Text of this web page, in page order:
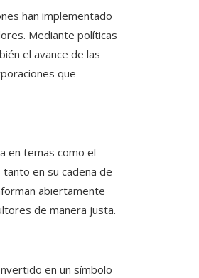
han implementado
Mediante políticas
el avance de las
que
en temas como el
en su cadena de
abiertamente
de manera justa.
en un símbolo